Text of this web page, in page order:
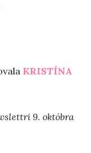
KRISTÍNA
9. októbra